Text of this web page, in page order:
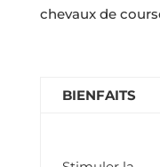
chevaux de
BIENFAITS